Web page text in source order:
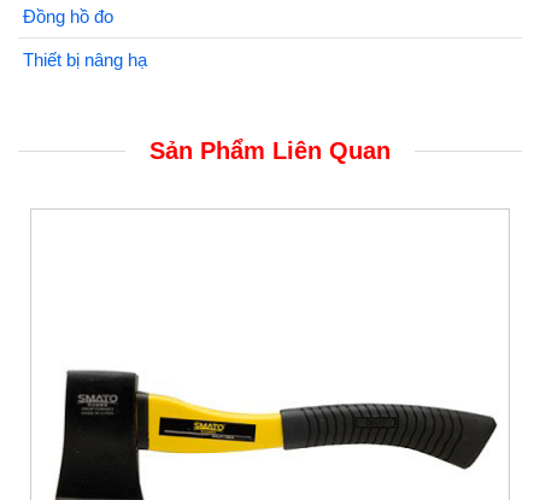
Đồng hồ đo
Thiết bị nâng hạ
Sản Phẩm Liên Quan